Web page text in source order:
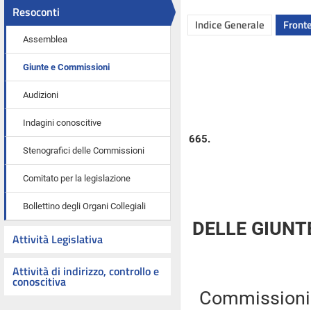
Resoconti
Assemblea
Giunte e Commissioni
Audizioni
Indagini conoscitive
Stenografici delle Commissioni
Comitato per la legislazione
Bollettino degli Organi Collegiali
Attività Legislativa
Attività di indirizzo, controllo e
conoscitiva
Indice Generale
665.
DELLE